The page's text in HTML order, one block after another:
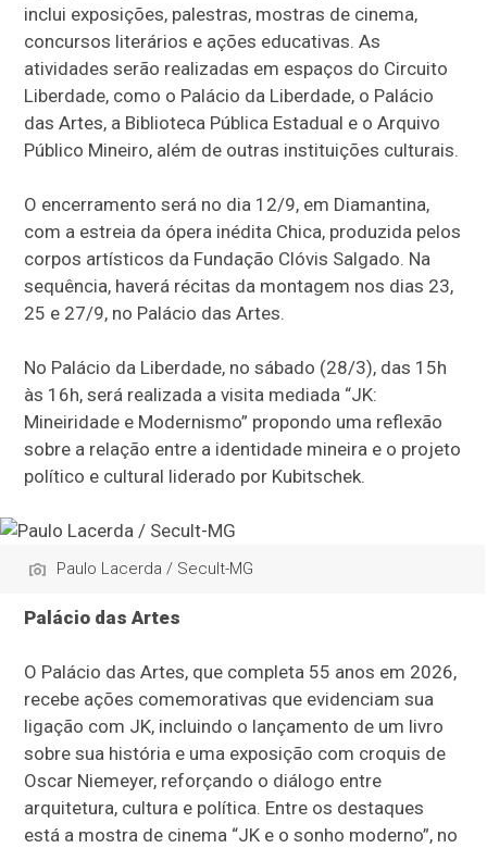
inclui exposições, palestras, mostras de cinema,
concursos literários e ações educativas. As
atividades serão realizadas em espaços do Circuito
Liberdade, como o Palácio da Liberdade, o Palácio
das Artes, a Biblioteca Pública Estadual e o Arquivo
Público Mineiro, além de outras instituições culturais.
O encerramento será no dia 12/9, em Diamantina,
com a estreia da ópera inédita Chica, produzida pelos
corpos artísticos da Fundação Clóvis Salgado. Na
sequência, haverá récitas da montagem nos dias 23,
25 e 27/9, no Palácio das Artes.
No Palácio da Liberdade, no sábado (28/3), das 15h
às 16h, será realizada a visita mediada “JK:
Mineiridade e Modernismo” propondo uma reflexão
sobre a relação entre a identidade mineira e o projeto
político e cultural liderado por Kubitschek.
Paulo Lacerda / Secult-MG
Palácio das Artes
O Palácio das Artes, que completa 55 anos em 2026,
recebe ações comemorativas que evidenciam sua
ligação com JK, incluindo o lançamento de um livro
sobre sua história e uma exposição com croquis de
Oscar Niemeyer, reforçando o diálogo entre
arquitetura, cultura e política. Entre os destaques
está a mostra de cinema “JK e o sonho moderno”, no